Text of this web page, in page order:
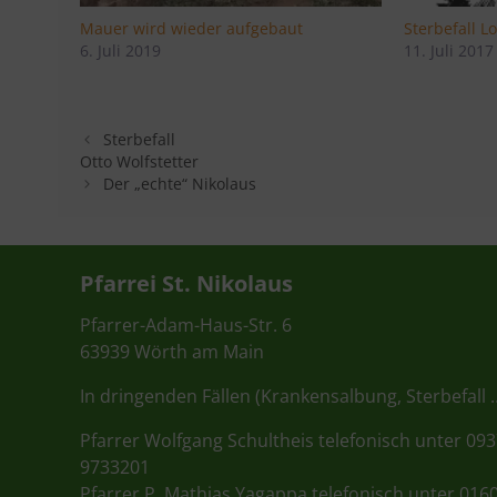
Mauer wird wieder aufgebaut
6. Juli 2019
Sterbefall
11. Juli 2017
Sterbefall
Otto Wolfstetter
Der „echte“ Nikolaus
Pfarrei St. Nikolaus
Pfarrer-Adam-Haus-Str. 6
63939 Wörth am Main
In dringenden Fällen (Krankensalbung, Sterbefall
Pfarrer Wolfgang Schultheis telefonisch unter
9733201